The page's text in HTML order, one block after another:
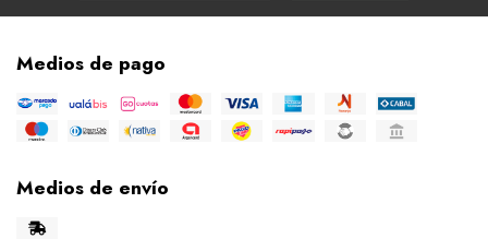
Medios de pago
Medios de envío